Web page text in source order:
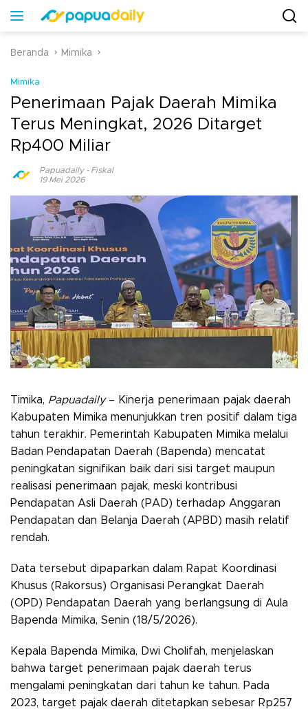
Beranda Mimika
Mimika
Penerimaan Pajak Daerah Mimika
Terus Meningkat, 2026 Ditarget
Rp400 Miliar
Papuadaily- Fiskal
19 Mei 2026
Timika, Papuadaily– Kinerja penerimaan pajak daerah
Kabupaten Mimika menunjukkan tren positif dalam tiga
tahun terakhir. Pemerintah Kabupaten Mimika melalui
Badan Pendapatan Daerah (Bapenda) mencatat
peningkatan signifikan baik dari sisi target maupun
realisasi penerimaan pajak, meski kontribusi
Pendapatan Asli Daerah (PAD) terhadap Anggaran
Pendapatan dan Belanja Daerah (APBD) masih relatif
rendah.
Data tersebut dipaparkan dalam Rapat Koordinasi
Khusus (Rakorsus) Organisasi Perangkat Daerah
(OPD) Pendapatan Daerah yang berlangsung di Aula
Bapenda Mimika, Senin (18/5/2026).
Kepala Bapenda Mimika, Dwi Cholifah, menjelaskan
bahwa target penerimaan pajak daerah terus
mengalami peningkatan dari tahun ke tahun. Pada
2023, target pajak daerah ditetapkan sebesar Rp257